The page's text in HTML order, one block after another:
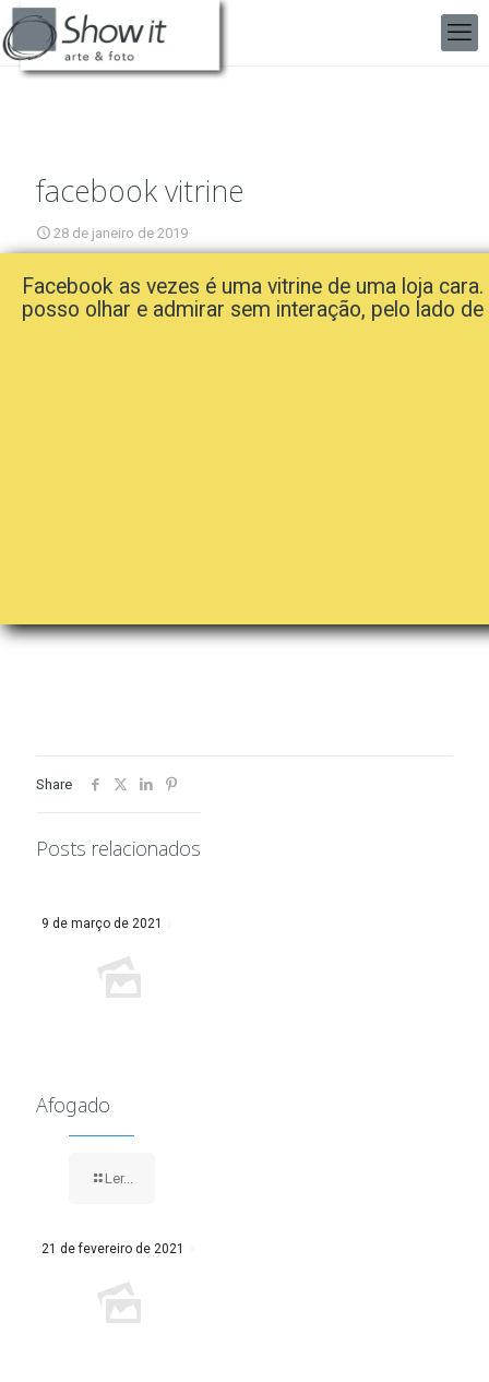
facebook vitrine
28 de janeiro de 2019
Facebook as vezes é uma vitrine de uma loja
posso olhar e admirar sem interação, pelo lado
Share
Posts relacionados
9 de março de 2021
Afogado
Ler...
21 de fevereiro de 2021